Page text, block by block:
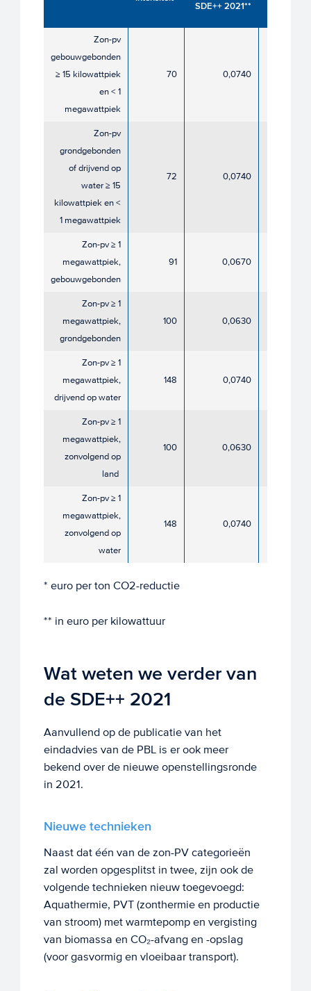
SDE++ 2021**
Zon-pv
gebouwgebonden
≥ 15 kilowattpiek
en < 1
megawattpiek
70 0,0740
Zon-pv
grondgebonden
of drijvend op
water ≥ 15
kilowattpiek en <
1 megawattpiek
72 0,0740
Zon-pv ≥ 1
megawattpiek,
gebouwgebonden
91 0,0670
Zon-pv ≥ 1
megawattpiek,
grondgebonden
100 0,0630
Zon-pv ≥ 1
megawattpiek,
drijvend op water
148 0,0740
Zon-pv ≥ 1
megawattpiek,
zonvolgend op
land ​​
100 0,0630
Zon-pv ≥ 1
megawattpiek,
zonvolgend op
water​​
148 0,0740
* euro per ton CO2-reductie
** in euro per kilowattuur
Wat weten we verder van
de SDE++ 2021
Aanvullend op de publicatie van het
eindadvies van de PBL is er ook meer
bekend over de nieuwe openstellingsronde
in 2021.
Nieuwe technieken
Naast dat één van de zon-PV categorieën
zal worden opgesplitst in twee, zijn ook de
volgende technieken nieuw toegevoegd:
Aquathermie, PVT (zonthermie en productie
van stroom) met warmtepomp en vergisting
van biomassa en CO₂-afvang en -opslag
(voor gasvormig en vloeibaar transport).